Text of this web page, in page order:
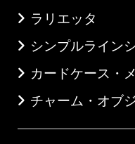
ラリエッタ
シンプルライン
カードケース・
チャーム・オブ